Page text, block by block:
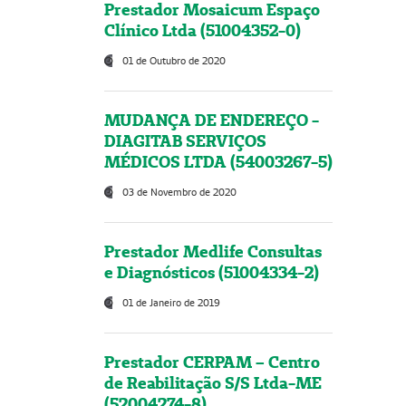
Prestador Mosaicum Espaço
Clínico Ltda (51004352-0)
01 de Outubro de 2020
MUDANÇA DE ENDEREÇO -
DIAGITAB SERVIÇOS
MÉDICOS LTDA (54003267-5)
03 de Novembro de 2020
Prestador Medlife Consultas
e Diagnósticos (51004334-2)
01 de Janeiro de 2019
Prestador CERPAM – Centro
de Reabilitação S/S Ltda-ME